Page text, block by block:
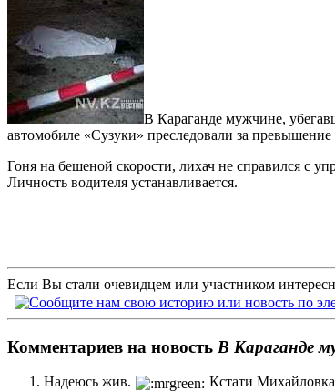
В Караганде мужчине,
автомобиле «Сузуки» преследовали за превышение
Гоня на бешеной скорости, лихач не справился с
Личность водителя устанавливается.
Если Вы стали очевидцем или участником
Комментариев на новость В Караганде
Надеюсь жив.
Кстати